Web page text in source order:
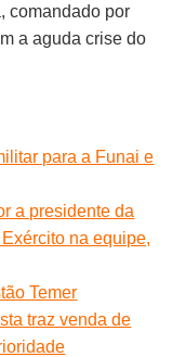
comandado por
a aguda crise do
para a Funai e
a presidente da
na equipe,
Temer
traz venda de